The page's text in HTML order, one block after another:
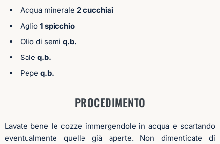
Acqua minerale 2 cucchiai
Aglio 1 spicchio
Olio di semi q.b.
Sale q.b.
Pepe q.b.
PROCEDIMENTO
Lavate bene le cozze immergendole in acqua e scartando
eventualmente quelle già aperte. Non dimenticate di